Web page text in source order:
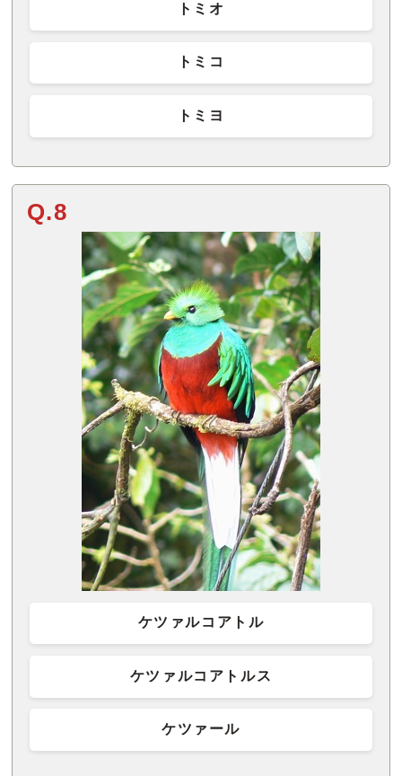
トミオ
トミコ
トミヨ
Q.8
ケツァルコアトル
ケツァルコアトルス
ケツァール